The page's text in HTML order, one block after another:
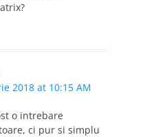
2018 at 10:15 AM
o intrebare
ci pur si simplu